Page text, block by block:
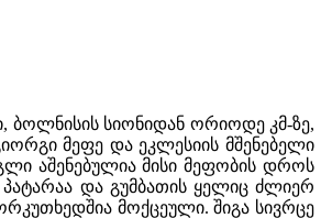
ბოლნისის სიონიდან ორიოდე კმ-ზე,
მეფე და ეკლესიის მშენებელი
აშენებულია მისი მეფობის დროს
პატარაა და გუმბათის ყელიც ძლიერ
მოქცეული. შიგა სივრცე